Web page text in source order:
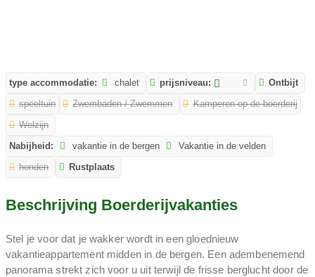
type accommodatie: chalet prijsniveau:
Ontbijt
speeltuin
Zwembaden / Zwemmen
Kamperen op de boerderij
Welzijn
Nabijheid:
vakantie in de bergen
Vakantie in de velden
honden
Rustplaats
Beschrijving Boerderijvakanties
Stel je voor dat je wakker wordt in een gloednieuw
vakantieappartement midden in de bergen. Een adembenemend
panorama strekt zich voor u uit terwijl de frisse berglucht door de